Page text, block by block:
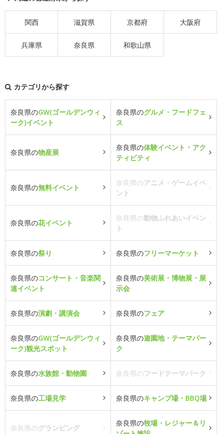
関西 滋賀県 京都府 大阪府
兵庫県 奈良県 和歌山県
カテゴリから探す
奈良県のGW(ゴールデンウィ
ーク)イベント
奈良県のグルメ・フードフェ
ス
奈良県の物産展
奈良県の体験イベント・アク
ティビティ
奈良県の無料イベント
奈良県のアニメ・ゲームイベ
ント
奈良県の花イベント
奈良県の動物ふれあいイベン
ト
奈良県の祭り 奈良県のフリーマーケット
奈良県のコンサート・音楽関
連イベント
奈良県の美術展・博物展・展
示会
奈良県の演劇・講演会 奈良県のフェア
奈良県のGW(ゴールデンウィ
ーク)観光スポット
奈良県の遊園地・テーマパー
ク
奈良県の水族館・動物園 奈良県のフードテーマパーク
奈良県の工場見学 奈良県のキャンプ場・BBQ場
奈良県のグランピング
奈良県の牧場・レジャー＆リ